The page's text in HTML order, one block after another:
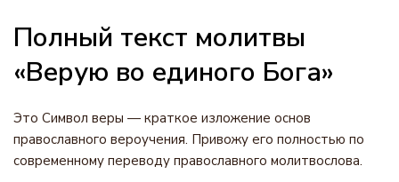
Полный текст молитвы
«Верую во единого Бога»
Это Символ веры — краткое изложение основ
православного вероучения. Привожу его полностью по
современному переводу православного молитвослова.